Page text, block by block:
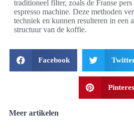
traditioneel filter, zoals de Franse
espresso machine. Deze methoden
techniek en kunnen resulteren in een
structuur van de koffie.
Facebook
Meer artikelen